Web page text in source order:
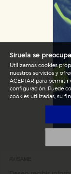
Siruela se
Utilizamos cookies
nuestros servicios y
ACEPTAR para
configuración. Puede
cookies utilizadas, su